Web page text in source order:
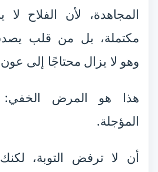
المجاهدة، لأن الفلاح
مكتملة، بل من قلب
وهو لا يزال محتاجًا إلى عون
هذا هو المرض الخفي:
المؤجلة.
أن لا ترفض التوبة،